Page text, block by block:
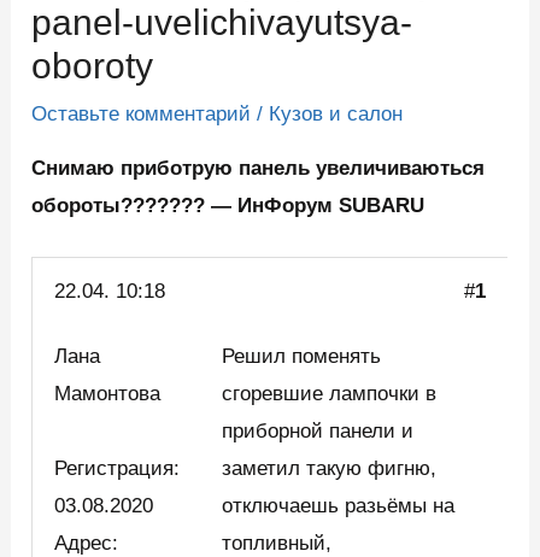
panel-uvelichivayutsya-
oboroty
Оставьте комментарий / Кузов и салон
Снимаю приботрую панель увеличиваються
обороты??????? — ИнФорум SUBARU
22.04. 10:18 #1
Лана
Мамонтова
Регистрация:
03.08.2020
Адрес:
Решил поменять
сгоревшие лампочки в
приборной панели и
заметил такую фигню,
отключаешь разьёмы на
топливный,